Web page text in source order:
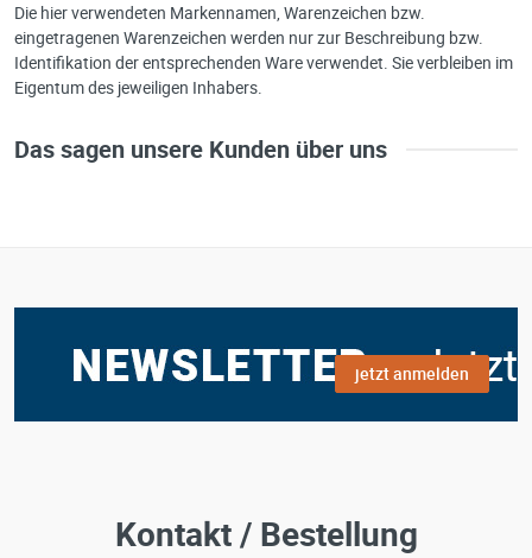
Die hier verwendeten Markennamen, Warenzeichen bzw.
eingetragenen Warenzeichen werden nur zur Beschreibung bzw.
Identifikation der entsprechenden Ware verwendet. Sie verbleiben im
Eigentum des jeweiligen Inhabers.
Das sagen unsere Kunden über uns
jetzt anmelden
Kontakt / Bestellung